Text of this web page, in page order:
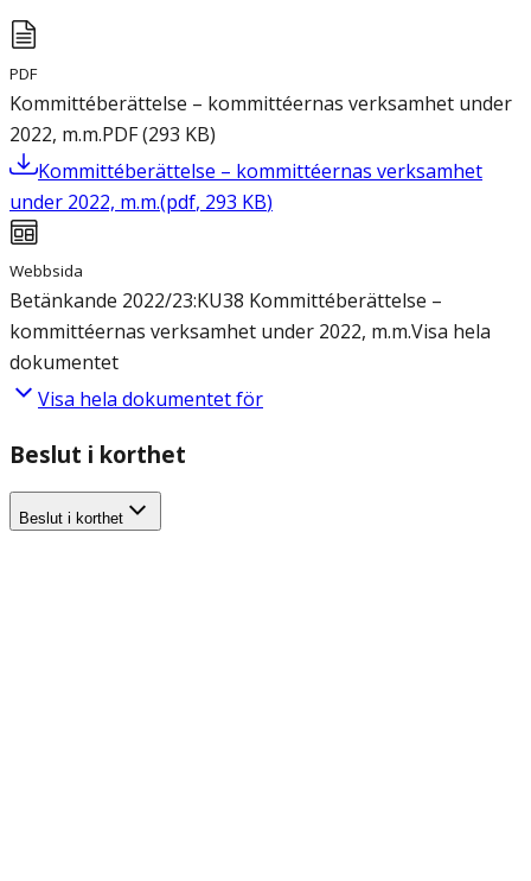
PDF
Kommittéberättelse – kommittéernas verksamhet under
2022, m.m.PDF(293 KB)
Kommittéberättelse – kommittéernas verksamhet
under 2022, m.m.(pdf, 293 KB)
Webbsida
Betänkande 2022/23:KU38 Kommittéberättelse –
kommittéernas verksamhet under 2022, m.m.Visa hela
dokumentet
Visa hela dokumentet för
Beslut i korthet
Beslut i korthet